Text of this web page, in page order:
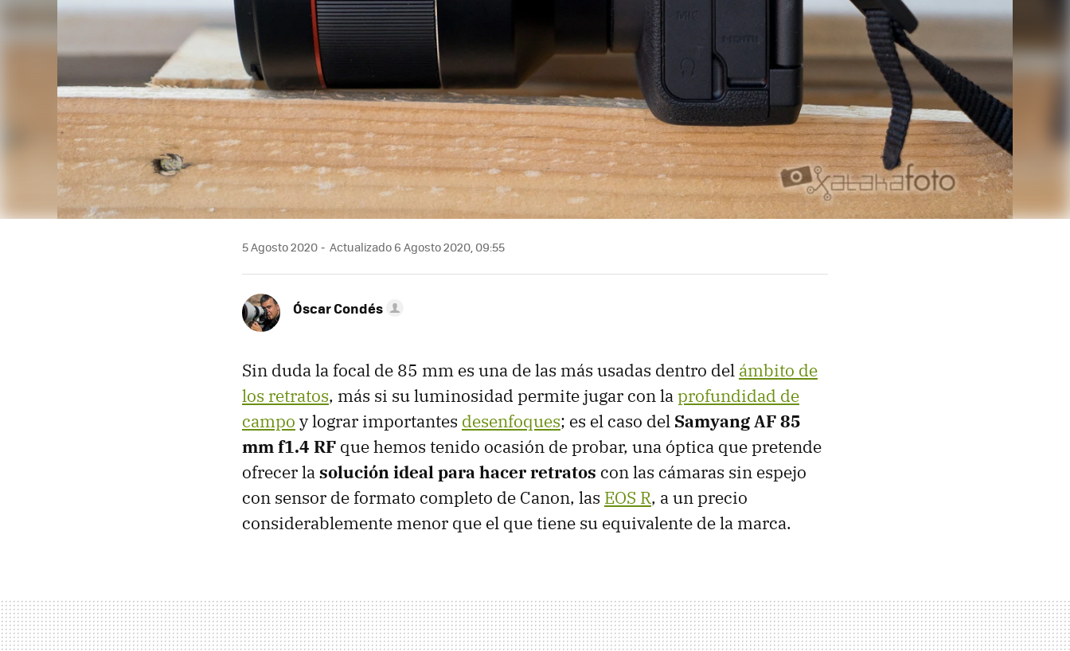
5 Agosto 2020 Actualizado 6 Agosto 2020, 09:55
Óscar Condés
Sin duda la focal de 85 mm es una de las más usadas dentro del ámbito de
los retratos, más si su luminosidad permite jugar con laprofundidad de
campo y lograr importantes desenfoques; es el caso del Samyang AF 85
mm f1.4 RF que hemos tenido ocasión de probar, una óptica que pretende
ofrecer lasolución ideal para hacer retratos con las cámaras sin espejo
con sensor de formato completo de Canon, las EOS R, a un precio
considerablemente menor que el que tiene su equivalente de la marca.